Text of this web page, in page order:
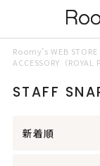
Roomy’s WEB
ACCESSORY（
STAFF
新着順